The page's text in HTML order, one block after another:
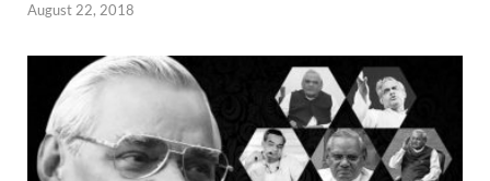
August 22, 2018